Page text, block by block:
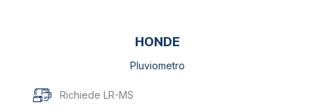
HONDE
Pluviometro
Richiede LR-MS